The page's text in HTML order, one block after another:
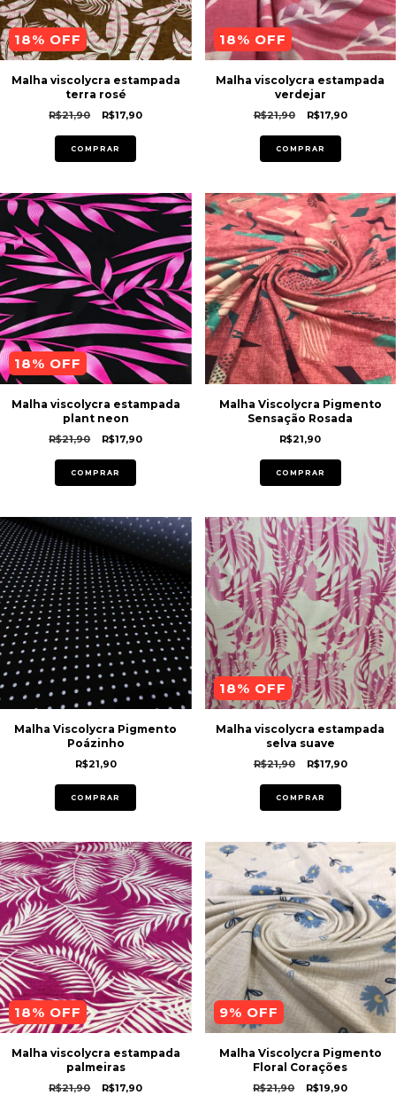
18% OFF
Malha viscolycra estampada
terra rosé
R$21,90 R$17,90
COMPRAR
18% OFF
Malha viscolycra estampada
verdejar
R$21,90 R$17,90
COMPRAR
18% OFF
Malha viscolycra estampada
plant neon
R$21,90 R$17,90
COMPRAR
Malha Viscolycra Pigmento
Sensação Rosada
R$21,90
COMPRAR
Malha Viscolycra Pigmento
Poázinho
R$21,90
COMPRAR
18% OFF
Malha viscolycra estampada
selva suave
R$21,90 R$17,90
COMPRAR
18% OFF
Malha viscolycra estampada
palmeiras
R$21,90 R$17,90
9% OFF
Malha Viscolycra Pigmento
Floral Corações
R$21,90 R$19,90